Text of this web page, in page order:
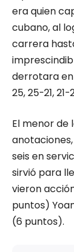
era quien
cubano, al
carrera
derrotara
25, 25-21,
El menor de
seis en
sirvió para
vieron
puntos)
(6 puntos).